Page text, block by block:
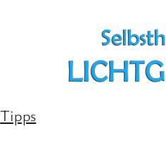
Tipps